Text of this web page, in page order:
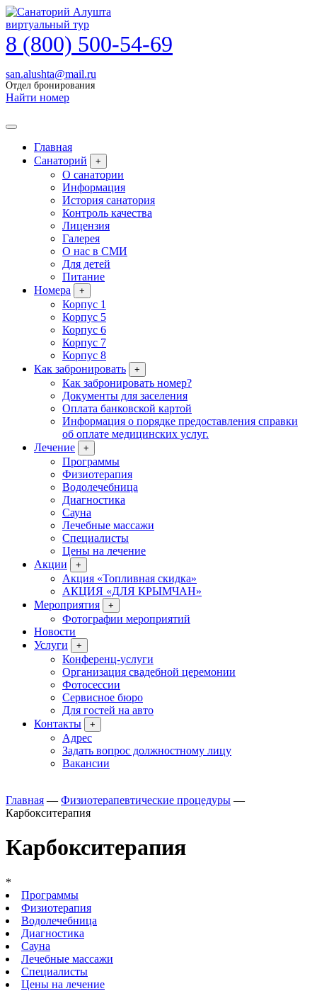
виртуальный тур
8 (800) 500-54-69
san.alushta@mail.ru
Отдел бронирования
Найти номер
Главная
Санаторий
+
О санатории
Информация
История санатория
Контроль качества
Лицензия
Галерея
О нас в СМИ
Для детей
Питание
Номера
+
Корпус 1
Корпус 5
Корпус 6
Корпус 7
Корпус 8
Как забронировать
+
Как забронировать номер?
Документы для заселения
Оплата банковской картой
Информация о порядке предоставления справки
об оплате медицинских услуг.
Лечение
+
Программы
Физиотерапия
Водолечебница
Диагностика
Сауна
Лечебные массажи
Специалисты
Цены на лечение
Акции
+
Акция «Топливная скидка»
АКЦИЯ «ДЛЯ КРЫМЧАН»
Мероприятия
+
Фотографии мероприятий
Новости
Услуги
+
Конференц-услуги
Организация свадебной церемонии
Фотосессии
Сервисное бюро
Для гостей на авто
Контакты
+
Адрес
Задать вопрос должностному лицу
Вакансии
Главная — Физиотерапевтические процедуры —
Карбокситерапия
Карбокситерапия
*
Программы
Физиотерапия
Водолечебница
Диагностика
Сауна
Лечебные массажи
Специалисты
Цены на лечение